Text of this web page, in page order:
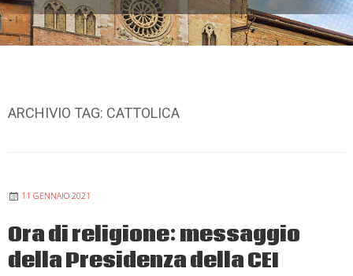
ARCHIVIO TAG: CATTOLICA
11 GENNAIO 2021
Ora di religione: messaggio
della Presidenza della CEI